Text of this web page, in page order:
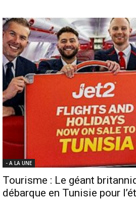
- A LA UNE
Tourisme : Le géant
débarque en Tunisie pour